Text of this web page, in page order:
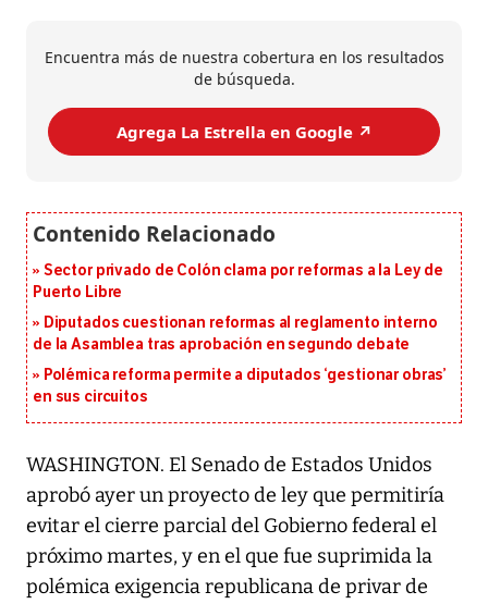
Encuentra más de nuestra cobertura en los resultados
de búsqueda.
Agrega La Estrella en Google ↗️
Sector privado de Colón clama por reformas a la Ley de
Puerto Libre
Diputados cuestionan reformas al reglamento interno
de la Asamblea tras aprobación en segundo debate
Polémica reforma permite a diputados ‘gestionar obras’
en sus circuitos
WASHINGTON. El Senado de Estados Unidos
aprobó ayer un proyecto de ley que permitiría
evitar el cierre parcial del Gobierno federal el
próximo martes, y en el que fue suprimida la
polémica exigencia republicana de privar de